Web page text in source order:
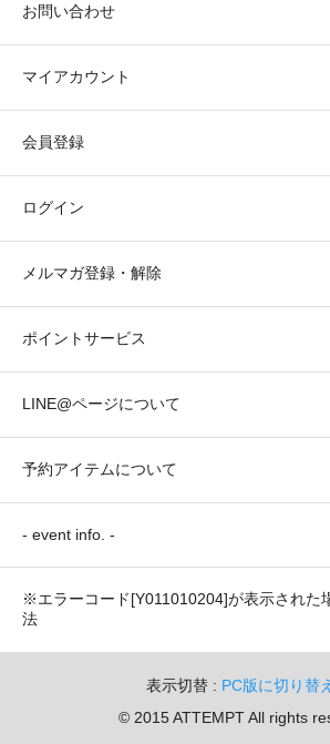
お問い合わせ
マイアカウント
会員登録
ログイン
メルマガ登録・解除
ポイントサービス
LINE@ページについて
予約アイテムについて
- event info. -
※エラーコード[Y011010204]が表示された
法
表示切替 : PC版に切り替
© 2015 ATTEMPT All rights